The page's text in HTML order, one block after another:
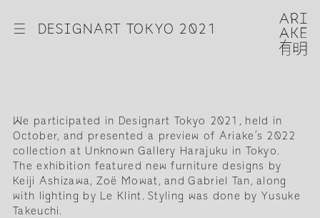
☰ DESIGNART TOKYO 2021
We participated in Designart Tokyo 2021, held in
October, and presented a preview of Ariake’s 2022
collection at Unknown Gallery Harajuku in Tokyo.
The exhibition featured new furniture designs by
Keiji Ashizawa, Zoë Mowat, and Gabriel Tan, along
with lighting by Le Klint. Styling was done by Yusuke
Takeuchi.